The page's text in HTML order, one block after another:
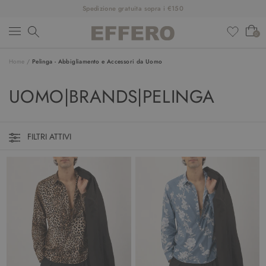
Spedizione gratuita sopra i €150
0
NUOVI ARRIVI
ABBIGLIAMENTO
DESIGNER
SALDI
OUTFIT
Home / Pelinga - Abbigliamento e Accessori da Uomo
UOMO|BRANDS|PELINGA
FILTRI ATTIVI